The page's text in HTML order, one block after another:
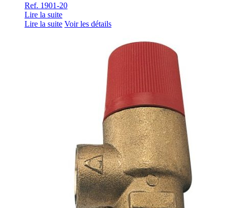
Ref. 1901-20
Lire la suite
Lire la suite Voir les détails